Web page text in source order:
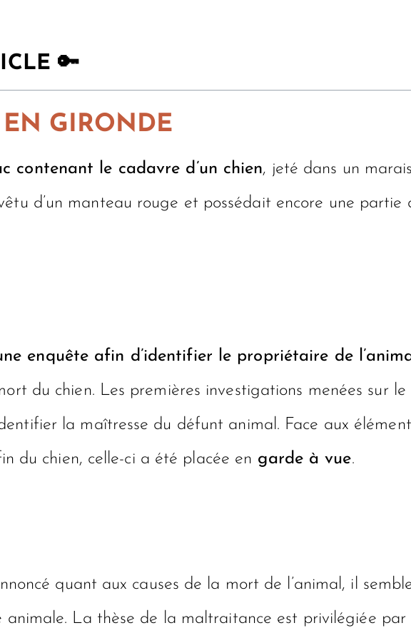
🔑
EN GIRONDE
contenant le cadavre d’un chien, jeté dans un
d’un manteau rouge et possédait encore une partie
enquête afin d’identifier le propriétaire de
du chien. Les premières investigations menées sur
la maîtresse du défunt animal. Face aux
du chien, celle-ci a été placée en garde à vue.
quant aux causes de la mort de l’animal, il
animale. La thèse de la maltraitance est privilégiée par